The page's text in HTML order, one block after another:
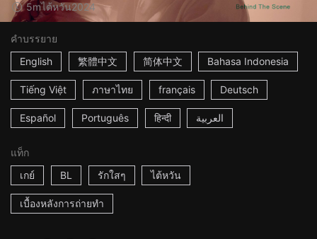
5mไต้หวัน2024
คำบรรยาย
English
繁體中文 简体中文 Bahasa Indonesia
Tiếng Việt ภาษาไทย français Deutsch
Español Português हिन्दी العربية
แท็ก
เกย์
BL รักใสๆ ไต้หวัน
เบื้องหลังการถ่ายทำ